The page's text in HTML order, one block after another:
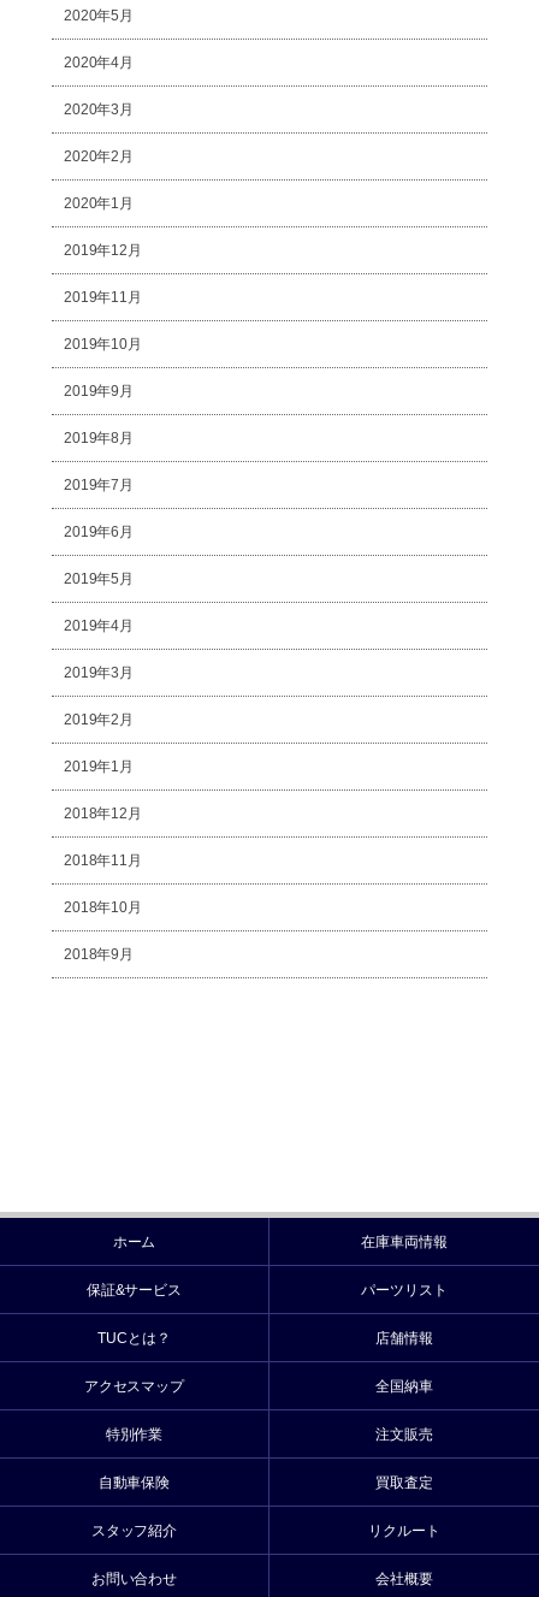
2020年5月
2020年4月
2020年3月
2020年2月
2020年1月
2019年12月
2019年11月
2019年10月
2019年9月
2019年8月
2019年7月
2019年6月
2019年5月
2019年4月
2019年3月
2019年2月
2019年1月
2018年12月
2018年11月
2018年10月
2018年9月
ホーム 在庫車両情報
保証&サービス パーツリスト
TUCとは？ 店舗情報
アクセスマップ 全国納車
特別作業 注文販売
自動車保険 買取査定
スタッフ紹介 リクルート
お問い合わせ 会社概要